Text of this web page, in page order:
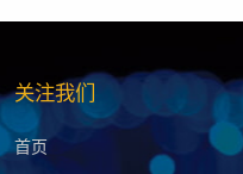
关注我们
首页